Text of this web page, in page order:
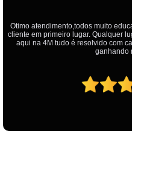
prestativos e que colocam o
lugar tem problemas,isso é fato, mas
calma e de forma que todos saem